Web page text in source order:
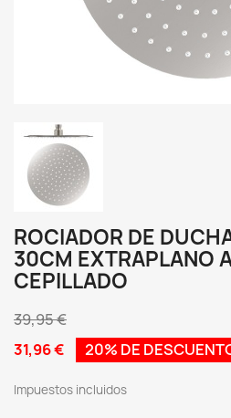
ROCIADOR DE
30CM EXTRAPLANO
CEPILLADO
39,95 €
31,96 €
20% DE
Impuestos incluidos